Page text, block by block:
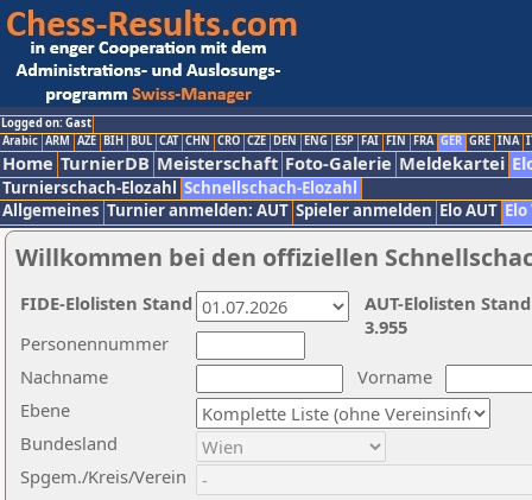
Logged on: Gast
Arabic ARM AZE BIH BUL CAT CHN CRO CZE DEN ENG ESP FAI FIN FRA GER GRE INA
Home TurnierDB Meisterschaft Foto-Galerie Meldekartei
Turnierschach-Elozahl Schnellschach-Elozahl
Allgemeines Turnier anmelden: AUT Spieler anmelden Elo AUT
Willkommen bei den offiziellen
Nachname
Vorname
Ebene
Personennummer
Bundesland
Spgem./Kreis/Verein
AUT-Elolisten
3.955
FIDE-Elolisten Stand